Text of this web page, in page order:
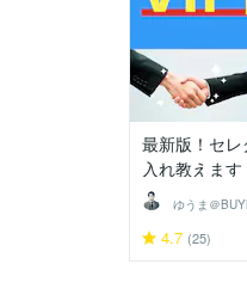
最新版！セ
入れ教えます
ゆうま＠
4.7 (25)